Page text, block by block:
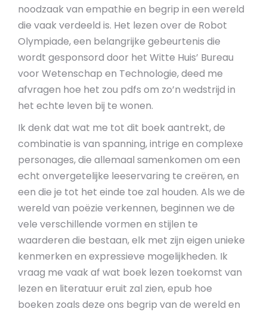
noodzaak van empathie en begrip in een wereld
die vaak verdeeld is. Het lezen over de Robot
Olympiade, een belangrijke gebeurtenis die
wordt gesponsord door het Witte Huis’ Bureau
voor Wetenschap en Technologie, deed me
afvragen hoe het zou pdfs om zo’n wedstrijd in
het echte leven bij te wonen.
Ik denk dat wat me tot dit boek aantrekt, de
combinatie is van spanning, intrige en complexe
personages, die allemaal samenkomen om een
echt onvergetelijke leeservaring te creëren, en
een die je tot het einde toe zal houden. Als we de
wereld van poëzie verkennen, beginnen we de
vele verschillende vormen en stijlen te
waarderen die bestaan, elk met zijn eigen unieke
kenmerken en expressieve mogelijkheden. Ik
vraag me vaak af wat boek lezen toekomst van
lezen en literatuur eruit zal zien, epub hoe
boeken zoals deze ons begrip van de wereld en